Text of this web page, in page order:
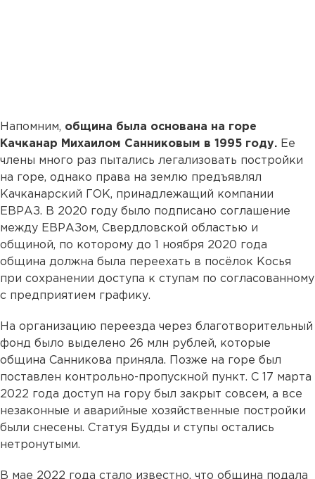
Напомним, община была основана на горе
Качканар Михаилом Санниковым в 1995 году. Ее
члены много раз пытались легализовать постройки
на горе, однако права на землю предъявлял
Качканарский ГОК, принадлежащий компании
ЕВРАЗ. В 2020 году было подписано соглашение
между ЕВРАЗом, Свердловской областью и
общиной, по которому до 1 ноября 2020 года
община должна была переехать в посёлок Косья
при сохранении доступа к ступам по согласованному
с предприятием графику.
На организацию переезда через благотворительный
фонд было выделено 26 млн рублей, которые
община Санникова приняла. Позже на горе был
поставлен контрольно-пропускной пункт. С 17 марта
2022 года доступ на гору был закрыт совсем, а все
незаконные и аварийные хозяйственные постройки
были снесены. Статуя Будды и ступы остались
нетронутыми.
В мае 2022 года стало известно, что община подала